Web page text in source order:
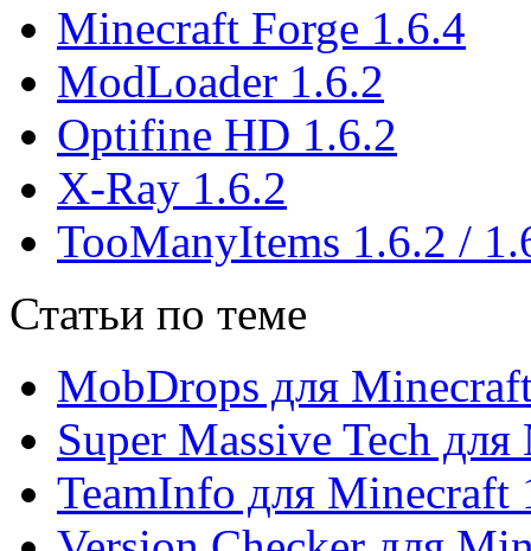
Minecraft Forge 1.6.4
ModLoader 1.6.2
Optifine HD 1.6.2
X-Ray 1.6.2
TooManyItems 1.6.2 /
Статьи по теме
MobDrops для
Super Massive Tech
TeamInfo для Minecraft